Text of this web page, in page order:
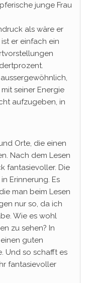
junge Frau
als wäre er
er einfach ein
seiner Energie
aufzugeben, in
Orte, die einen
Nach dem Lesen
fantasievoller. Die
Erinnerung. Es
man beim Lesen
nur so, da ich
Wie es wohl
zu sehen? In
guten
Und so schafft es
fantasievoller